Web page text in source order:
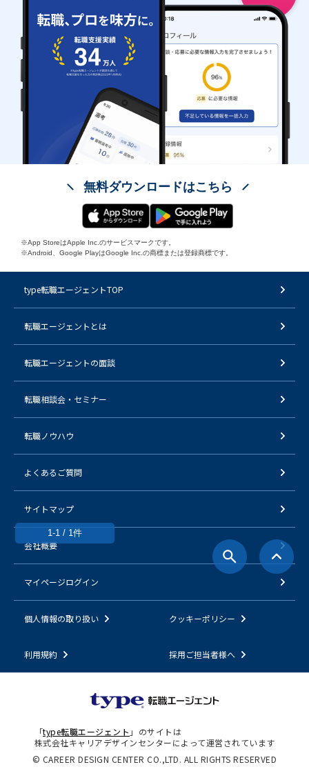
1-1 / 1件
無料ダウンロードはこちら
※App StoreはApple Inc.のサービスマークです。
※Android、Google PlayはGoogle Inc.の商標または登録商標です。
type転職エージェントTOP
転職エージェントとは
転職エージェントの面談
転職相談会・セミナー
転職ノウハウ
よくあるご質問
サイトマップ
会社概要
マイページログイン
個人情報の取り扱い クッキーポリシー
利用規約 採用ご担当者様へ
「type転職エージェント 」のサイトは
株式会社キャリアデザインセンターによって運営されています
© CAREER DESIGN CENTER CO.,LTD. ALL RIGHTS RESERVED